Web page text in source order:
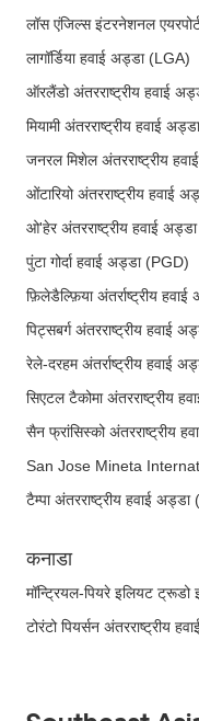
लॉस एंजिल्स इंटरनेशनल
लागॉर्डिया हवाई अड्डा (LGA)
ऑरलैंडो अंतरराष्ट्रीय हवाई
मियामी अंतरराष्ट्रीय हवाई
जनरल मिशेल अंतरराष्ट्रीय
ओंटारियो अंतरराष्ट्रीय हवाई
ओ'हेर अंतरराष्ट्रीय हवाई
पुंटा गोर्दा हवाई अड्डा (PGD)
फ़िलेडैल्फ़िया अंतर्राष्ट्रीय
पिट्सबर्ग अंतरराष्ट्रीय हवाई
रेले-दरहम अंतर्राष्ट्रीय हवाई
सिएटल टैकोमा अंतरराष्ट्रीय
सैन फ्रांसिस्को अंतरराष्ट्रीय
San Jose Mineta
टैम्पा अंतरराष्ट्रीय हवाई अड्डा
कनाडा
मॉन्ट्रियल-पियरे इलियट
टोरंटो पियर्सन अंतरराष्ट्रीय